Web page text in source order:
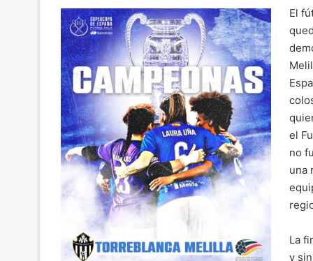
p
y
Li
n
k
ai
l
c
e
b
o
o
k
at
s
A
p
p
e
gr
a
m
m
p
ar
tir
El
el
no
una
La
y